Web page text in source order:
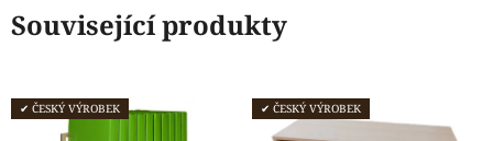
Související produkty
✔ ČESKÝ VÝROBEK ✔ ČESKÝ VÝROBEK